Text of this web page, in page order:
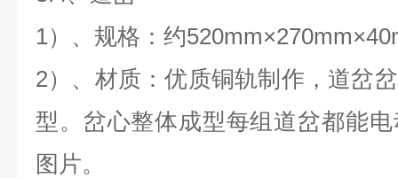
1）、规格：约
2）、材质：优质铜轨制作，道岔
型。岔心整体成型每组道岔都能
图片。